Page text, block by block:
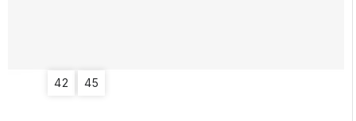
42 45